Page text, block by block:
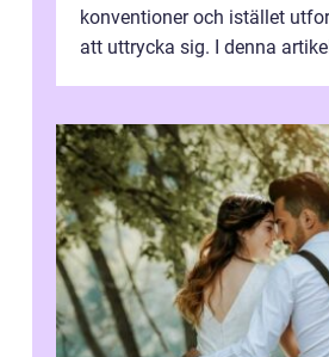
konventioner och istället
att uttrycka sig. I denna